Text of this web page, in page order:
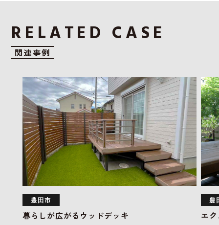
RELATED CASE
関連事例
豊⽥市
暮らしが広がるウッドデッキ
豊
エ